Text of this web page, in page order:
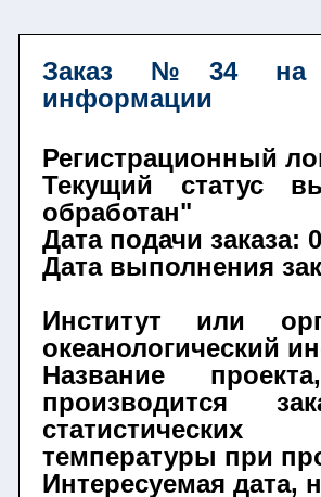
Заказ №34 на
информации
Регистрационный
Текущий статус
обработан"
Дата подачи заказа:
Дата выполнения
Институт или
океанологический
Название
производится
температуры при
Интересуемая дата,